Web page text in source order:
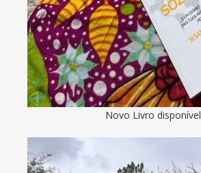
Novo Livro disponível